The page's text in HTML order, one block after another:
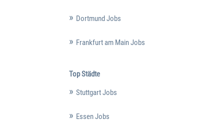
Dortmund Jobs
Frankfurt am Main Jobs
Top Städte
Stuttgart Jobs
Essen Jobs